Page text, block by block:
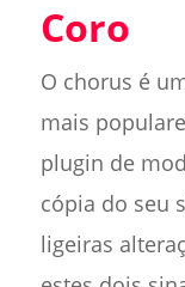
Coro
O chorus é
mais
plugin de
cópia do seu
ligeiras